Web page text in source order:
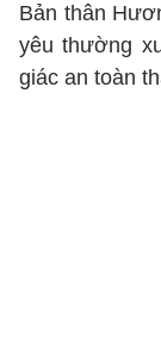
Bản thân
yêu thường
giác an toàn